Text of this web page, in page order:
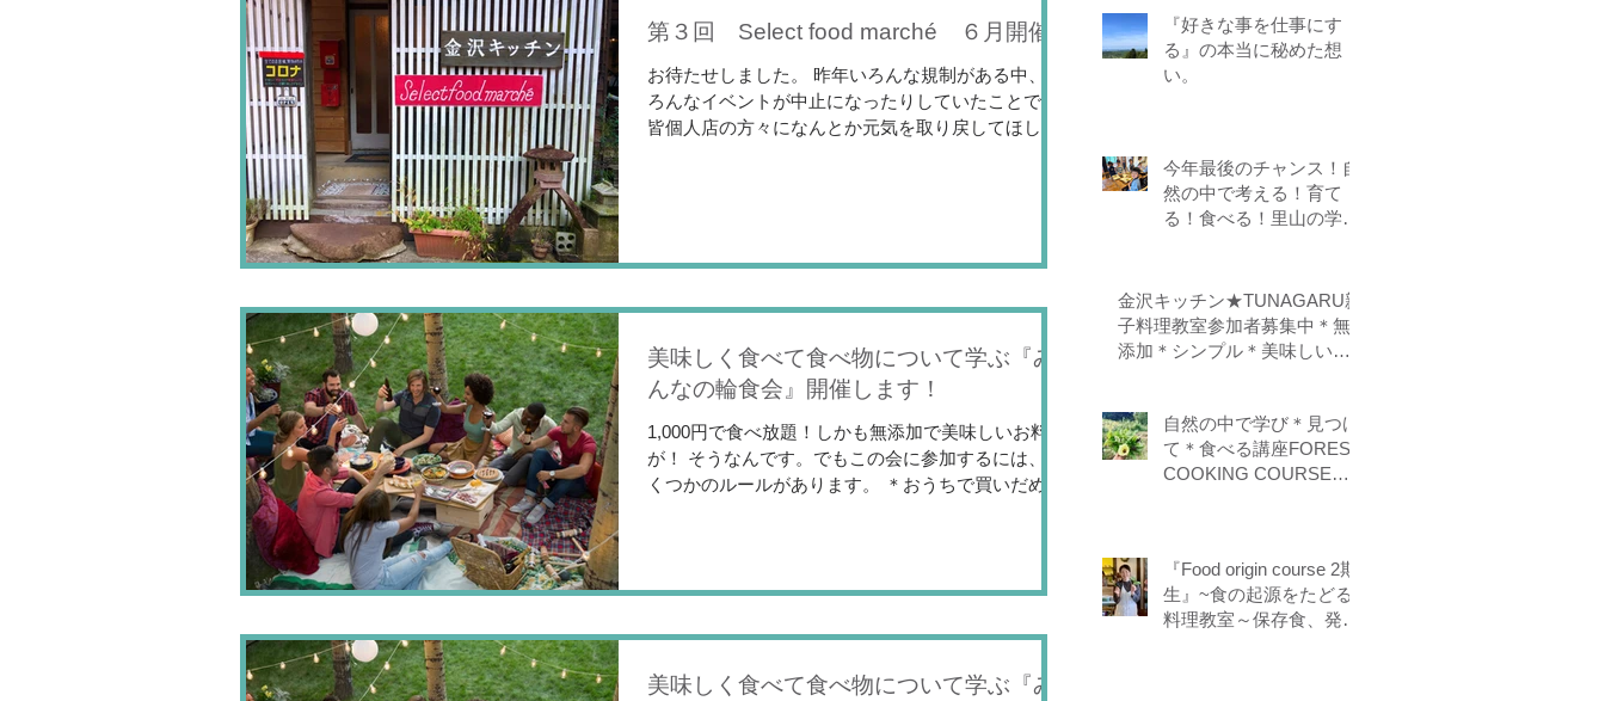
第３回 Select food marché ６月開催
お待たせしました。 昨年いろんな規制がある中、い
ろんなイベントが中止になったりしていたことで、
皆個人店の方々になんとか元気を取り戻してほし
美味しく食べて食べ物について学ぶ『み
んなの輪食会』開催します！
1,000円で食べ放題！しかも無添加で美味しいお料理
が！ そうなんです。でもこの会に参加するには、い
くつかのルールがあります。 ＊おうちで買いだめし
美味しく食べて食べ物について学ぶ『み
『好きな事を仕事にす
る』の本当に秘めた想
い。
今年最後のチャンス！自
然の中で考える！育て
る！食べる！里山の学校
ります）
金沢キッチン★TUNAGARU親
子料理教室参加者募集中＊無
添加＊シンプル＊美味しい＊
ョンを育てる
自然の中で学び＊見つけ
て＊食べる講座FOREST
COOKING COURSE 5
『Food origin course 2期
生』~食の起源をたどる
料理教室～保存食、発酵